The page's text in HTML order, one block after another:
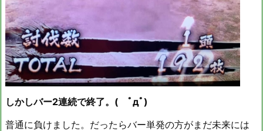
しかしバー2連続で終了。( ﾟдﾟ)
普通に負けました。だったらバー単発の方がまだ未来には